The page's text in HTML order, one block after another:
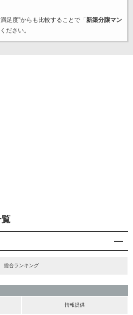
足度”からも比較することで「 新築分譲マン
ださい。
総合ランキング
情報提供